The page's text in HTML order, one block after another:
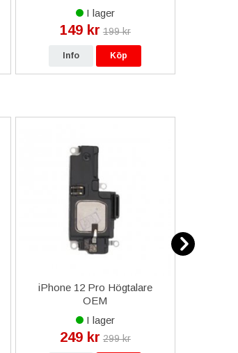
I lager
149 kr 199 kr
Info Köp
iPhone 12 Pro Högtalare
OEM
I lager
249 kr 299 kr